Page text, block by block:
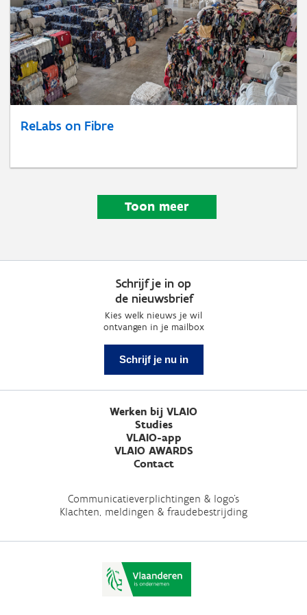
ReLabs on Fibre
Toon meer
Schrijf je in op
de nieuwsbrief
Kies welk nieuws je wil
ontvangen in je mailbox
Schrijf je nu in
Werken bij VLAIO
Studies
VLAIO-app
VLAIO AWARDS
Contact
Communicatieverplichtingen & logo's
Klachten, meldingen & fraudebestrijding